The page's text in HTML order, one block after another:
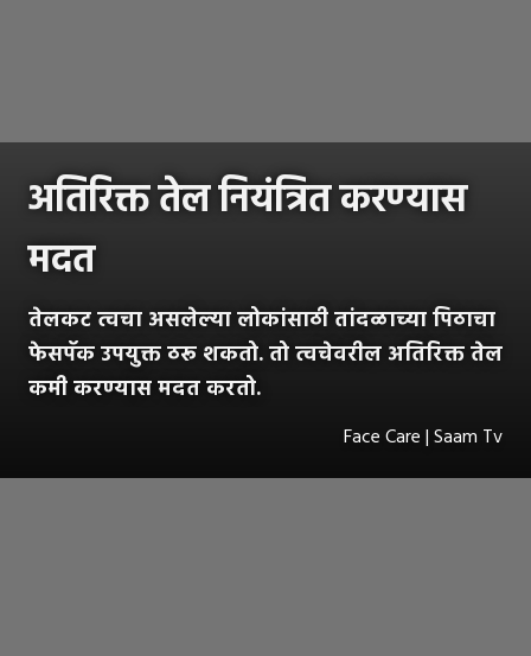
अतिरिक्त तेल नियंत्रित करण्यास
मदत
तेलकट त्वचा असलेल्या लोकांसाठी तांदळाच्या पिठाचा
फेसपॅक उपयुक्त ठरू शकतो. तो त्वचेवरील अतिरिक्त तेल
कमी करण्यास मदत करतो.
Face Care | Saam Tv